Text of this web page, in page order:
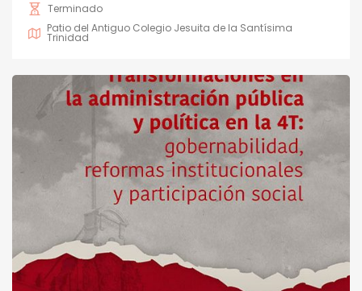
Terminado
Patio del Antiguo Colegio Jesuita de la Santísima
Trinidad